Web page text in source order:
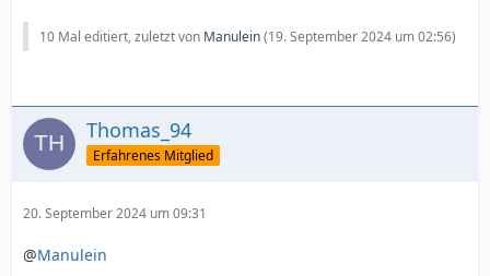
10 Mal editiert, zuletzt von Manulein(19. September 2024 um 02:56)
Thomas_94
Erfahrenes Mitglied
20. September 2024 um 09:31
@Manulein